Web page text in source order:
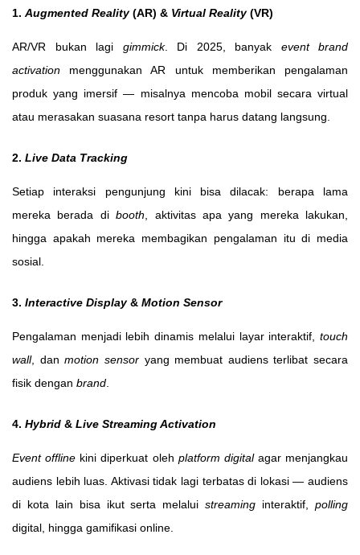
1. Augmented Reality(AR) & Virtual Reality(VR)
AR/VR bukan lagi gimmick. Di 2025, banyak event brand
activation menggunakan AR untuk memberikan pengalaman
produk yang imersif — misalnya mencoba mobil secara virtual
atau merasakan suasana resort tanpa harus datang langsung.
2. Live Data Tracking
Setiap interaksi pengunjung kini bisa dilacak: berapa lama
mereka berada dibooth , aktivitas apa yang mereka lakukan,
hingga apakah mereka membagikan pengalaman itu di media
sosial.
3. Interactive Display& Motion Sensor
Pengalaman menjadi lebih dinamis melalui layar interaktif, touch
wall, danmotion sensoryang membuat audiens terlibat secara
fisik dengan brand
4. Hybrid & Live Streaming Activation
Event offline kini diperkuat oleh platform digitalagar menjangkau
audiens lebih luas. Aktivasi tidak lagi terbatas di lokasi — audiens
di kota lain bisa ikut serta melaluistreaming interaktif,polling
digital, hingga gamifikasi online.